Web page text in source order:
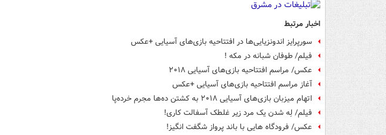
اخبار مرتبط
سورپرایز اندونزیایی‌ها در افتتاحیه بازی‌های آسیایی +عکس
فیلم/ طوفان شبانه در مکه !
عکس/ مراسم افتتاحیه بازی‌های آسیایی ۲۰۱۸
آغاز مراسم افتتاحیه بازی‌های آسیایی +عکس
اتهام میزبان بازی‌های آسیایی ۲۰۱۸ به کشتن ده‌ها مجرم خرده‌پا
فیلم/ لِه شدن یک مرد زیر غلطک آسفالت کاری!
عکس/ فرودگاه هایی با باند پرواز شگفت انگیز!